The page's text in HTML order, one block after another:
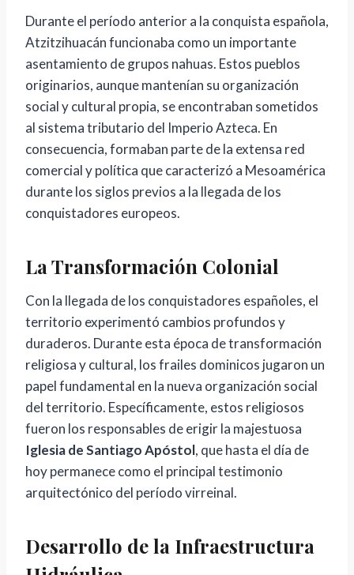
Durante el período anterior a la conquista española,
Atzitzihuacán funcionaba como un importante
asentamiento de grupos nahuas. Estos pueblos
originarios, aunque mantenían su organización
social y cultural propia, se encontraban sometidos
al sistema tributario del Imperio Azteca. En
consecuencia, formaban parte de la extensa red
comercial y política que caracterizó a Mesoamérica
durante los siglos previos a la llegada de los
conquistadores europeos.
La Transformación Colonial
Con la llegada de los conquistadores españoles, el
territorio experimentó cambios profundos y
duraderos. Durante esta época de transformación
religiosa y cultural, los frailes dominicos jugaron un
papel fundamental en la nueva organización social
del territorio. Específicamente, estos religiosos
fueron los responsables de erigir la majestuosa
Iglesia de Santiago Apóstol, que hasta el día de
hoy permanece como el principal testimonio
arquitectónico del período virreinal.
Desarrollo de la Infraestructura